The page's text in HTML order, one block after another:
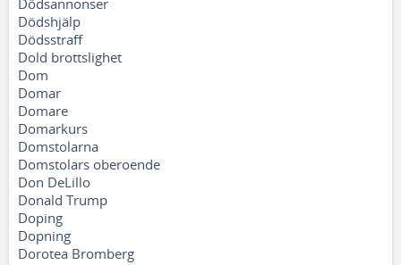
Dödsannonser
Dödshjälp
Dödsstraff
Dold brottslighet
Dom
Domar
Domare
Domarkurs
Domstolarna
Domstolars oberoende
Don DeLillo
Donald Trump
Doping
Dopning
Dorotea Bromberg